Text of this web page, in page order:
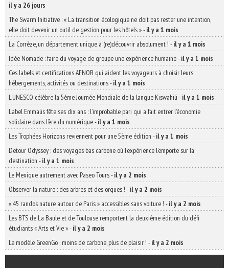
il y a 26 jours
The Swarm Initiative : « La transition écologique ne doit pas rester une intention,
elle doit devenir un outil de gestion pour les hôtels »-il y a 1 mois
La Corrèze, un département unique à (re)découvrir absolument ! -il y a 1 mois
Idée Nomade : faire du voyage de groupe une expérience humaine-il y a 1 mois
Ces labels et certifications AFNOR qui aident les voyageurs à choisir leurs
hébergements, activités ou destinations-il y a 1 mois
L’UNESCO célèbre la 5ème Journée Mondiale de la langue Kiswahili -il y a 1 mois
Label Emmaüs fête ses dix ans : l’improbable pari qui a fait entrer l’économie
solidaire dans l’ère du numérique-il y a 1 mois
Les Trophées Horizons reviennent pour une 5ème édition -il y a 1 mois
Detour Odyssey : des voyages bas carbone où l’expérience l’emporte sur la
destination -il y a 1 mois
Le Mexique autrement avec Paseo Tours-il y a 2 mois
Observer la nature : des arbres et des orques ! -il y a 2 mois
« 45 randos nature autour de Paris » accessibles sans voiture ! -il y a 2 mois
Les BTS de La Baule et de Toulouse remportent la deuxième édition du défi
étudiants « Arts et Vie »-il y a 2 mois
Le modèle GreenGo : moins de carbone, plus de plaisir ! -il y a 2 mois